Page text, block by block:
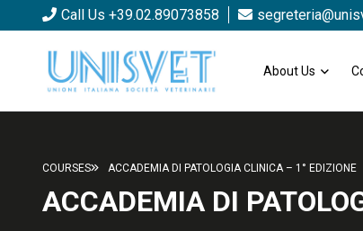
Call Us +39.02.89073858
About Us
COURSES ACCADEMIA DI PATOLOGIA CLINICA – 1° EDIZIONE
ACCADEMIA DI